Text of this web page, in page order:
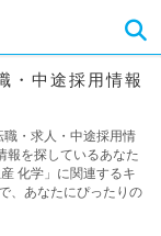
・中途採用情報
・求人・中途採用情
報を探しているあなた
化学」に関連するキ
、あなたにぴったりの